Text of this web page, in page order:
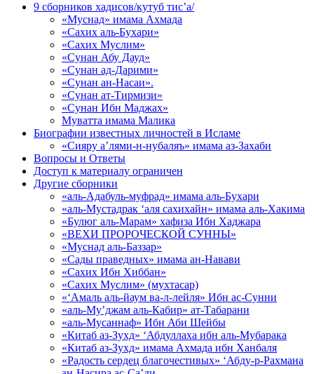
9 сборников хадисов/кутуб тис’а/
«Муснад» имама Ахмада
«Сахих аль-Бухари»
«Сахих Муслим»
«Сунан Абу Дауд»
«Сунан ад-Дарими»
«Сунан ан-Насаи».
«Сунан ат-Тирмизи»
«Сунан Ибн Маджах»
Муватта имама Малика
Биографии известных личностей в Исламе
«Сияру а’лями-н-нубаляъ» имама аз-Захаби
Вопросы и Ответы
Доступ к материалу ограничен
Другие сборники
«аль-Адабуль-муфрад» имама аль-Бухари
«аль-Мустадрак ‘аля сахихайн» имама аль-Хакима
«Булюг аль-Марам» хафиза Ибн Хаджара
«ВЕХИ ПРОРОЧЕСКОЙ СУННЫ»
«Муснад аль-Баззар»
«Сады праведных» имама ан-Навави
«Сахих Ибн Хиббан»
«Сахих Муслим» (мухтасар)
«‘Амаль аль-йаум ва-л-лейля» Ибн ас-Сунни
«аль-Му’джам аль-Кабир» ат-Табарани
«аль-Мусаннаф» Ибн Аби Шейбы
«Китаб аз-Зухд» ‘Абдуллаха ибн аль-Мубарака
«Китаб аз-Зухд» имама Ахмада ибн Ханбаля
«Радость сердец благочестивых» ‘Абду-р-Рахмана